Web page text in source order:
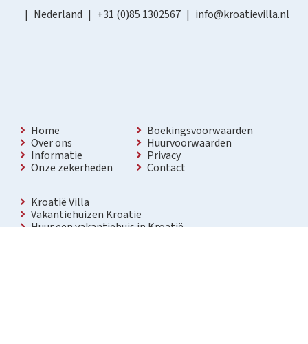
Nederland
+31 (0)85 1302567 info@kroatievilla.nl
Home
Over ons
Informatie
Onze zekerheden
Boekingsvoorwaarden
Huurvoorwaarden
Privacy
Contact
Kroatië Villa
Vakantiehuizen Kroatië
Huur een vakantiehuis in Kroatië